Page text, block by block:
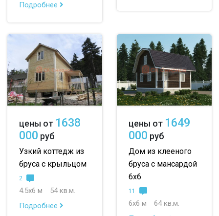
Подробнее
цены от 1638
000 руб
Узкий коттедж из
бруса с крыльцом
2
4.5х6 м
54 кв.м.
Подробнее
цены от 1649
000 руб
Дом из клееного
бруса с мансардой
6х6
11
6х6 м
64 кв.м.